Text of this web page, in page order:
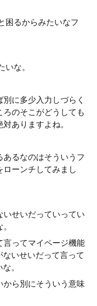
困るからみたいなフ
な。
に多少入力しづらく
のそこがどうしても
ありますよね。
るなのはそういうフ
ローンチしてみまし
いせいだっていってい
言ってマイページ機能
いせいだって言って
。
から別にそういう意味